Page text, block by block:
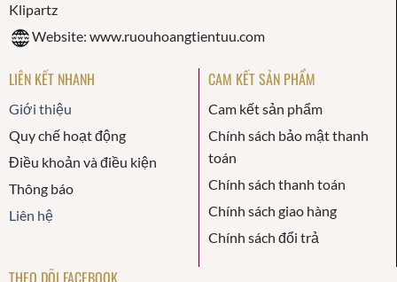
Website: www.ruouhoangtientuu.com
LIÊN KẾT NHANH
Giới thiệu
Quy chế hoạt động
Điều khoản và điều kiện
Thông báo
Liên hệ
CAM KẾT SẢN PHẨM
Cam kết sản phẩm
Chính sách bảo mật thanh
toán
Chính sách thanh toán
Chính sách giao hàng
Chính sách đổi trả
THEO DÕI FACEBOOK